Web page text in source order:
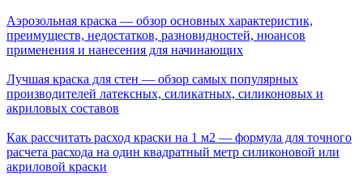
Аэрозольная краска — обзор основных характеристик,
преимуществ, недостатков, разновидностей, нюансов
применения и нанесения для начинающих
Лучшая краска для стен — обзор самых популярных
производителей латексных, силикатных, силиконовых и
акриловых составов
Как рассчитать расход краски на 1 м2 — формула для точного
расчета расхода на один квадратный метр силиконовой или
акриловой краски